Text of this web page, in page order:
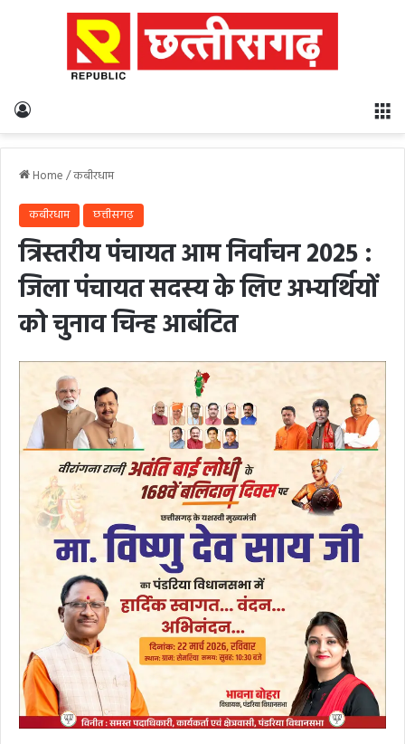
Home/कबीरधाम
कबीरधाम छत्तीसगढ़
त्रिस्तरीय पंचायत आम निर्वाचन 2025 :
जिला पंचायत सदस्य के लिए अभ्यर्थियों
को चुनाव चिन्ह आबंटित